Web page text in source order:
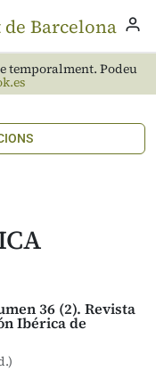
temporalment. Podeu
36 (2). Revista
Ibérica de